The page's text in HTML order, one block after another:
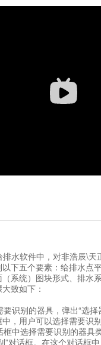
排水软件中，对非浩辰\天
下五个要素：给排水点
系统）图块形式、排水
致如下：
识别的器具，弹出“选择
，用户可以选择需要识
框中选择需要识别的器具
”对话框。在这个对话框